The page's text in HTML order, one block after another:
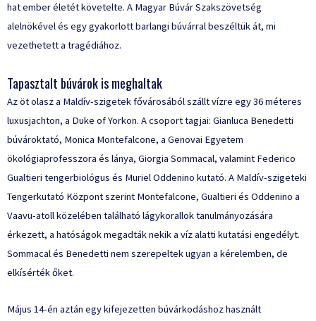
hat ember életét követelte. A Magyar Búvár Szakszövetség
alelnökével és egy gyakorlott barlangi búvárral beszéltük át, mi
vezethetett a tragédiához.
Tapasztalt búvárok is meghaltak
Az öt olasz a Maldív-szigetek fővárosából szállt vízre egy 36 méteres
luxusjachton, a Duke of Yorkon. A csoport tagjai: Gianluca Benedetti
búvároktató, Monica Montefalcone, a Genovai Egyetem
ökológiaprofesszora és lánya, Giorgia Sommacal, valamint Federico
Gualtieri tengerbiológus és Muriel Oddenino kutató. A Maldív-szigeteki
Tengerkutató Központ szerint Montefalcone, Gualtieri és Oddenino a
Vaavu-atoll közelében található lágykorallok tanulmányozására
érkezett, a hatóságok megadták nekik a víz alatti kutatási engedélyt.
Sommacal és Benedetti nem szerepeltek ugyan a kérelemben, de
elkísérték őket.
Május 14-én aztán egy kifejezetten búvárkodáshoz használt